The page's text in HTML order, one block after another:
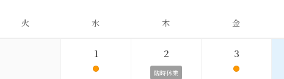
火 水 木 金
1 2
臨時休業
3